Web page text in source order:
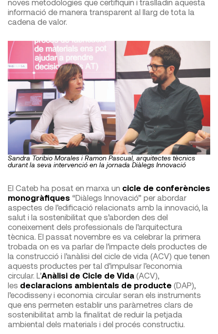
noves metodologies que certifiquin i traslladin aquesta
informació de manera transparent al llarg de tota la
cadena de valor.
Sandra Toribio Morales i Ramon Pascual, arquitectes tècnics
durant la seva intervenció en la jornada Diàlegs Innovació
El Cateb ha posat en marxa un cicle de conferències
monogràfiques “Diàlegs Innovació” per abordar
aspectes de l’edificació relacionats amb la innovació, la
salut i la sostenibilitat que s’aborden des del
coneixement dels professionals de l’arquitectura
tècnica. El passat novembre es va celebrar la primera
trobada on es va parlar de l’impacte dels productes de
la construcció i l’anàlisi del cicle de vida (ACV) que tenen
aquests productes per tal d’impulsar l’economia
circular. L’Anàlisi de Cicle de Vida (ACV),
les declaracions ambientals de producte (DAP),
l’ecodisseny i economia circular seran els instruments
que ens permeten establir uns paràmetres clars de
sostenibilitat amb la finalitat de reduir la petjada
ambiental dels materials i del procés constructiu.